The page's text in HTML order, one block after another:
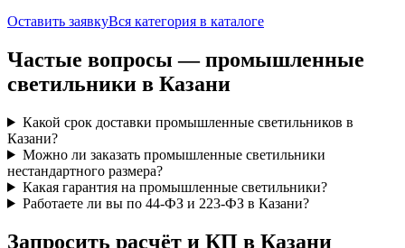
Оставить заявкуВся категория в каталоге
Частые вопросы —промышленные
светильники в Казани
Какой срок доставки промышленные светильников в
Казани?
Можно ли заказать промышленные светильники
нестандартного размера?
Какая гарантия на промышленные светильники?
Работаете ли вы по 44-ФЗ и 223-ФЗ в Казани?
Запросить расчёт и КП в Казани